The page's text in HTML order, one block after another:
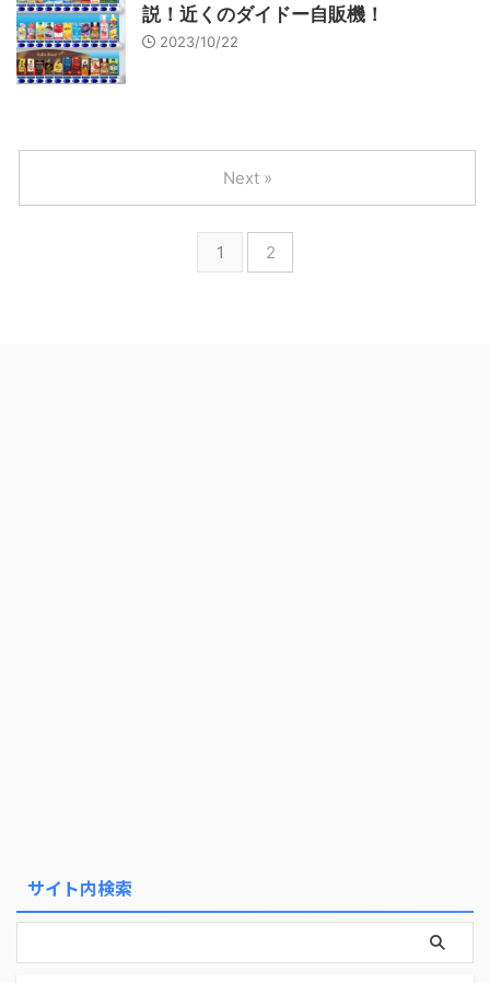
説！近くのダイドー自販機！
2023/10/22
1 2
Next »
サイト内検索